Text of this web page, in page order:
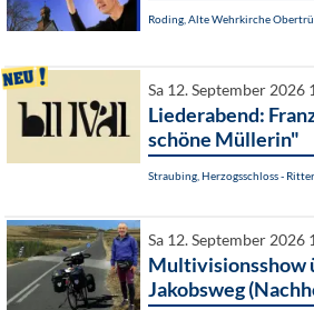
Roding, Alte Wehrkirche
Sa 12. September 2026
Liederabend:
schöne Müllerin"
Straubing, Herzogsschloss -
Sa 12. September 2026
Multivisionsshow
Jakobsweg